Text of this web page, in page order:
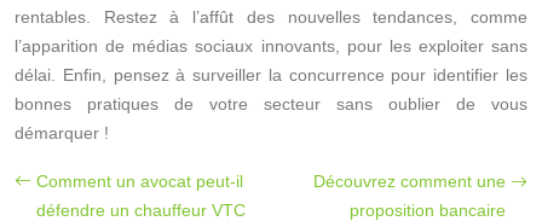
rentables. Restez à l’affût des nouvelles tendances, comme
l’apparition de médias sociaux innovants, pour les exploiter sans
délai. Enfin, pensez à surveiller la concurrence pour identifier les
bonnes pratiques de votre secteur sans oublier de vous
démarquer !
Comment un avocat peut-il
défendre un chauffeur VTC
Découvrez comment une
proposition bancaire